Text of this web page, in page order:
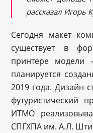
рассказал Игорь
Сегодня макет
существует в
принтере модели
планируется
2019 года. Дизайн
футуристический
ИТМО
СПГХПА им. А.Л.